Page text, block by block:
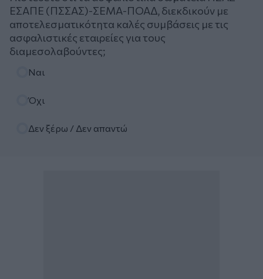
ΕΣΑΠΕ (ΠΣΣΑΣ)-ΣΕΜΑ-ΠΟΑΔ, διεκδικούν με
αποτελεσματικότητα καλές συμβάσεις με τις
ασφαλιστικές εταιρείες για τους
διαμεσολαβούντες;
Ναι
Όχι
Δεν ξέρω / Δεν απαντώ